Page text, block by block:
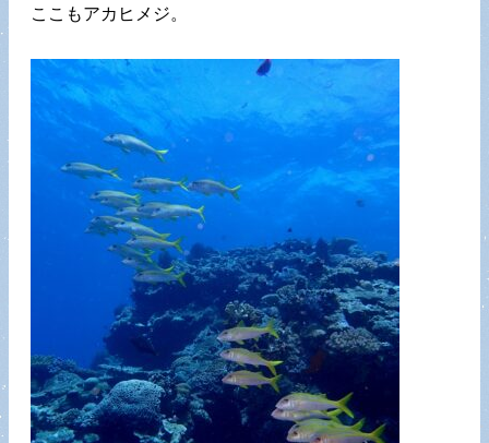
ここもアカヒメジ。